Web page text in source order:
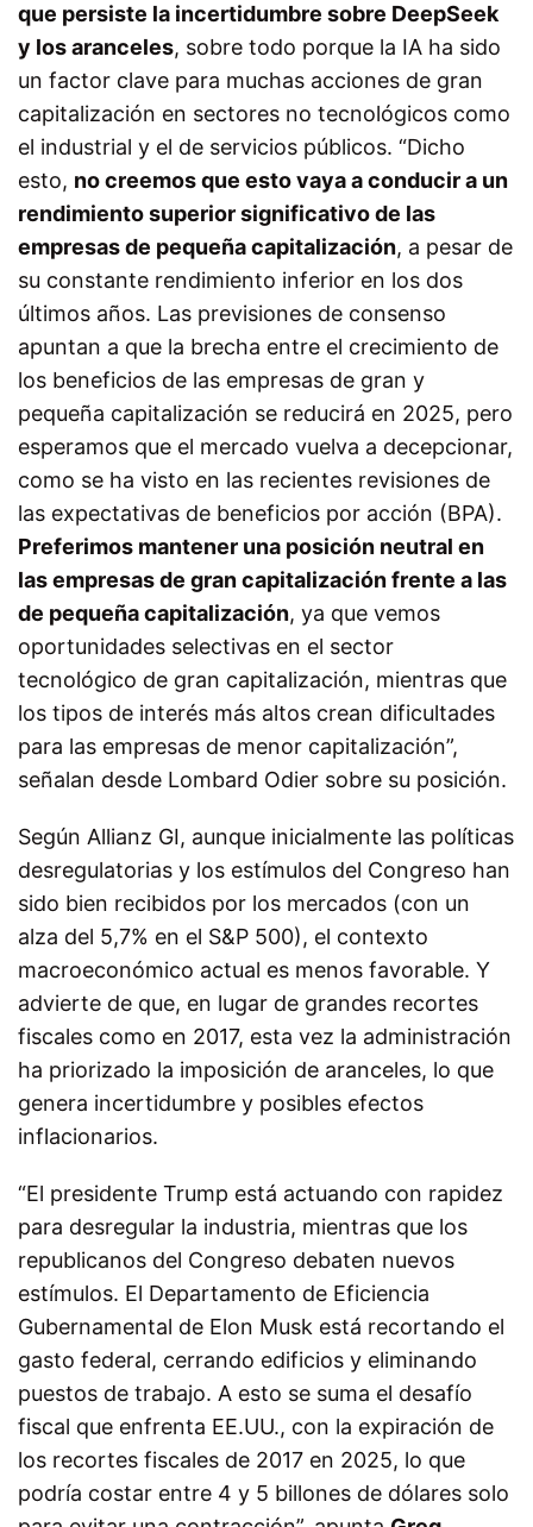
que persiste la incertidumbre sobre DeepSeek
y los aranceles, sobre todo porque la IA ha sido
un factor clave para muchas acciones de gran
capitalización en sectores no tecnológicos como
el industrial y el de servicios públicos. “Dicho
esto, no creemos que esto vaya a conducir a un
rendimiento superior significativo de las
empresas de pequeña capitalización, a pesar de
su constante rendimiento inferior en los dos
últimos años. Las previsiones de consenso
apuntan a que la brecha entre el crecimiento de
los beneficios de las empresas de gran y
pequeña capitalización se reducirá en 2025, pero
esperamos que el mercado vuelva a decepcionar,
como se ha visto en las recientes revisiones de
las expectativas de beneficios por acción (BPA).
Preferimos mantener una posición neutral en
las empresas de gran capitalización frente a las
de pequeña capitalización, ya que vemos
oportunidades selectivas en el sector
tecnológico de gran capitalización, mientras que
los tipos de interés más altos crean dificultades
para las empresas de menor capitalización”,
señalan desde Lombard Odier sobre su posición.
Según Allianz GI, aunque inicialmente las políticas
desregulatorias y los estímulos del Congreso han
sido bien recibidos por los mercados (con un
alza del 5,7% en el S&P 500), el contexto
macroeconómico actual es menos favorable. Y
advierte de que, en lugar de grandes recortes
fiscales como en 2017, esta vez la administración
ha priorizado la imposición de aranceles, lo que
genera incertidumbre y posibles efectos
inflacionarios.
“El presidente Trump está actuando con rapidez
para desregular la industria, mientras que los
republicanos del Congreso debaten nuevos
estímulos. El Departamento de Eficiencia
Gubernamental de Elon Musk está recortando el
gasto federal, cerrando edificios y eliminando
puestos de trabajo. A esto se suma el desafío
fiscal que enfrenta EE.UU., con la expiración de
los recortes fiscales de 2017 en 2025, lo que
podría costar entre 4 y 5 billones de dólares solo